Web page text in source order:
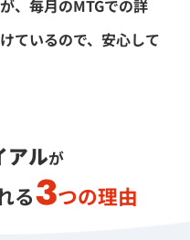
、毎月のMTGでの詳
ているので、安心して
アルが
る3つの理由